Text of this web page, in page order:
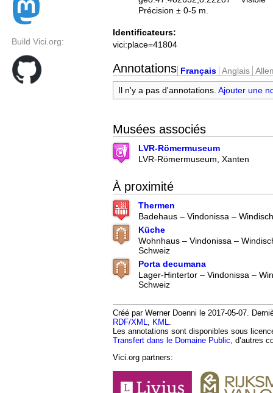
Build Vici.org:
Précision ± 0-5 m.
Identificateurs:
vici:place=41804
Annotations Français Anglais
Il n'y a pas d'annotations. Ajouter une
Musées associés
LVR-Römermuseum
LVR-Römermuseum, Xanten
À proximité
Thermen
Badehaus – Vindonissa –
Küche
Wohnhaus – Vindonissa –
Schweiz
Porta decumana
Lager-Hintertor – Vindonissa –
Schweiz
Créé par Werner Doenni le 2017-05-07.
RDF/XML
KML
Les annotations sont disponibles sous
Transfert dans le Domaine Public , d’autres
Vici.org partners: